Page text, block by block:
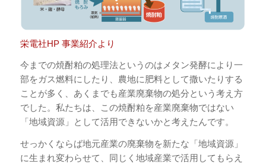
栄電社HP 事業紹介より
今までの焼酎粕の処理法というのはメタン発酵により一
部をガス燃料にしたり、農地に肥料として撒いたりする
ことが多く、あくまでも産業廃棄物の処分という考え方
でした。私たちは、この焼酎粕を産業廃棄物ではない
「地域資源」として活用できないかと考えたんです。
せっかくならば地元産業の廃棄物を新たな「地域資源」
に生まれ変わらせて、同じく地域産業で活用してもらえ